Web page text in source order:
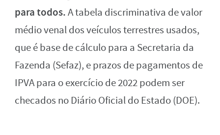
para todos.A tabela discriminativa de valor
médio venal dos veículos terrestres usados,
que é base de cálculo para a Secretaria da
Fazenda (Sefaz), e prazos de pagamentos de
IPVA para o exercício de 2022 podem ser
checados no Diário Oficial do Estado (DOE).